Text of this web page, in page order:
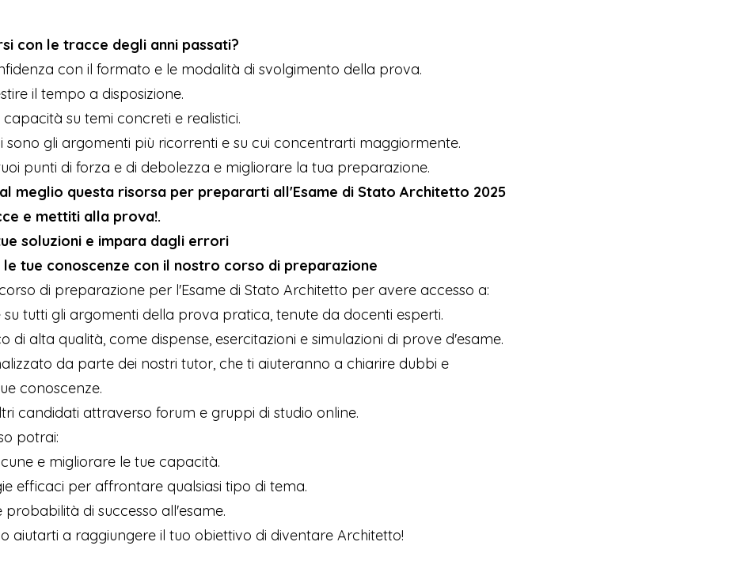
con le tracce degli anni passati?
con il formato e le modalità di svolgimento della prova.
il tempo a disposizione.
su temi concreti e realistici.
sono gli argomenti più ricorrenti e su cui concentrarti maggiormente.
punti di forza e di debolezza e migliorare la tua preparazione.
meglio questa risorsa per prepararti all'Esame di Stato Architetto 2025
e mettiti alla prova!​.
soluzioni e impara dagli errori
le tue conoscenze con il nostro corso di preparazione
di preparazione per l'Esame di Stato Architetto per avere accesso a:
tutti gli argomenti della prova pratica, tenute da docenti esperti.
di alta qualità, come dispense, esercitazioni e simulazioni di prove d'esame.
da parte dei nostri tutor, che ti aiuteranno a chiarire dubbi e
conoscenze.
candidati attraverso forum e gruppi di studio online.
potrai:
e migliorare le tue capacità.
efficaci per affrontare qualsiasi tipo di tema.
di successo all'esame.
aiutarti a raggiungere il tuo obiettivo di diventare Architetto!